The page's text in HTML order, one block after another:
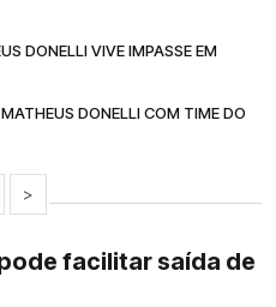
DONELLI VIVE IMPASSE EM
DONELLI COM TIME DO
>
facilitar saída de